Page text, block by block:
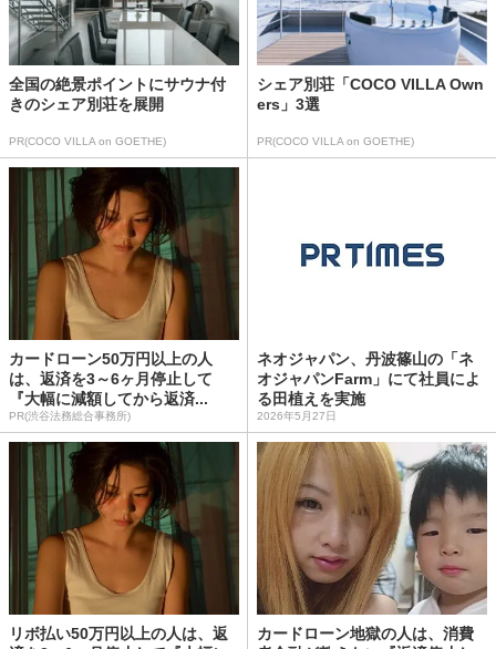
全国の絶景ポイントにサウナ付
きのシェア別荘を展開
PR(COCO VILLA on GOETHE)
シェア別荘「COCO VILLA Own
ers」3選
PR(COCO VILLA on GOETHE)
カードローン50万円以上の人
は、返済を3～6ヶ月停止して
『大幅に減額してから返済...
PR(渋谷法務総合事務所)
ネオジャパン、丹波篠山の「ネ
オジャパンFarm」にて社員によ
る田植えを実施
2026年5月27日
リボ払い50万円以上の人は、返
カードローン地獄の人は、消費